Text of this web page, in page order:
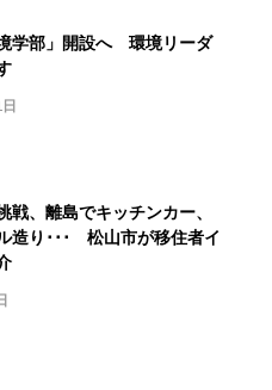
学部」開設へ 環境リーダ
戦、離島でキッチンカー、
造り･･･ 松山市が移住者イ